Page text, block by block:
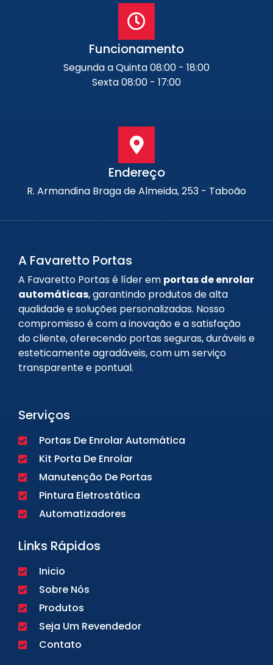
Funcionamento
Segunda a Quinta 08:00 - 18:00
Sexta 08:00 - 17:00
Endereço
R. Armandina Braga de Almeida, 253 - Taboão
A Favaretto Portas
A Favaretto Portas é líder em portas de enrolar
automáticas, garantindo produtos de alta
qualidade e soluções personalizadas. Nosso
compromisso é com a inovação e a satisfação
do cliente, oferecendo portas seguras, duráveis e
esteticamente agradáveis, com um serviço
transparente e pontual.
Serviços
Portas De Enrolar Automática
Kit Porta De Enrolar
Manutenção De Portas
Pintura Eletrostática
Automatizadores
Links Rápidos
Inicio
Sobre Nós
Produtos
Seja Um Revendedor
Contato